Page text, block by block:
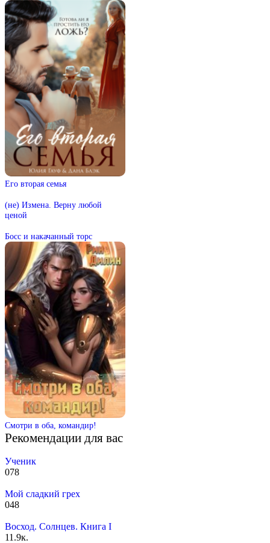
Его вторая семья
(не) Измена. Верну любой
ценой
Босс и накачанный торс
Смотри в оба, командир!
Рекомендации для вас
Ученик
078
Мой сладкий грех
048
Восход. Солнцев. Книга I
11.9к.